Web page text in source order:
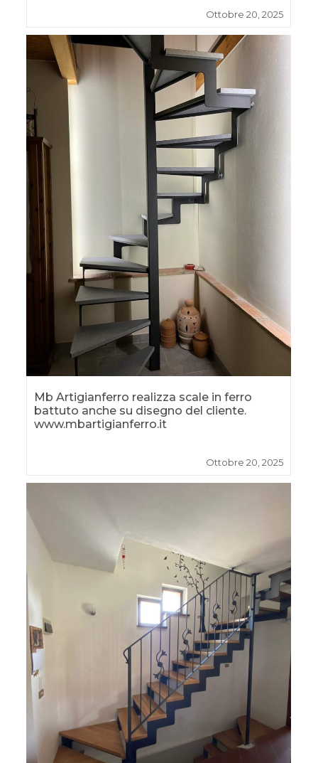
Ottobre 20, 2025
Mb Artigianferro realizza scale in ferro
battuto anche su disegno del cliente.
www.mbartigianferro.it
Ottobre 20, 2025